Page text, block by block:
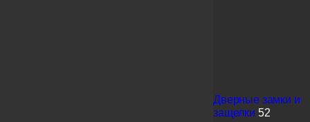
Дверные замки и
защелки 52